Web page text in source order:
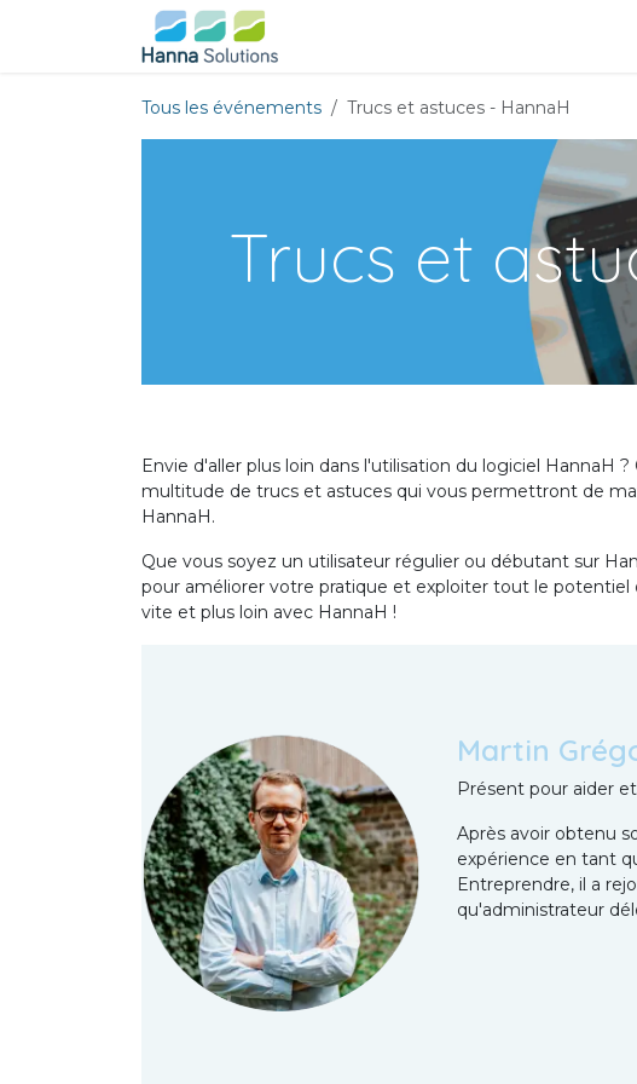
Se rendre au contenu
Tous les événements Trucs et astuces - HannaH
Trucs et
Envie d'aller plus loin dans l'utilisation du logiciel HannaH
multitude de trucs et astuces qui vous permettront de
HannaH.
Que vous soyez un utilisateur régulier ou débutant sur
pour améliorer votre pratique et exploiter tout le potentiel
vite et plus loin avec HannaH !
Martin
Présent pour aider
Après avoir obtenu
expérience en tant
Entreprendre, il a
qu'administrateur